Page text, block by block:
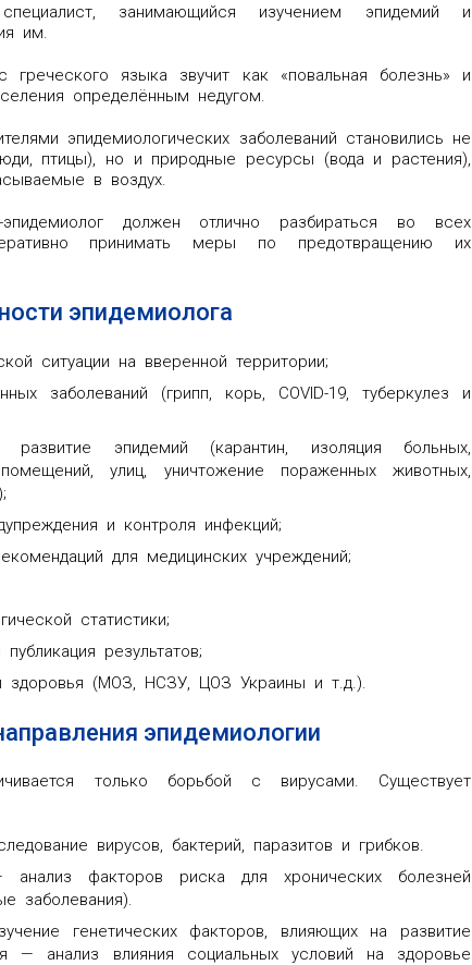
занимающийся изучением эпидемий и
им.
языка звучит как «повальная болезнь» и
определённым недугом.
эпидемиологических заболеваний становились не
птицы), но и природные ресурсы (вода и растения),
в воздух.
эпидемиолог должен отлично разбираться во всех
принимать меры по предотвращению их
эпидемиолога
ситуации на вверенной территории;
заболеваний (грипп, корь, COVID-19, туберкулез и
развитие эпидемий (карантин, изоляция больных,
улиц, уничтожение пораженных животных,
и контроля инфекций;
для медицинских учреждений;
статистики;
результатов;
здоровья (МОЗ, НСЗУ, ЦОЗ Украины и т.д.).
эпидемиологии
только борьбой с вирусами. Существует
вирусов, бактерий, паразитов и грибков.
факторов риска для хронических болезней
заболевания).
генетических факторов, влияющих на развитие
— анализ влияния социальных условий на здоровье